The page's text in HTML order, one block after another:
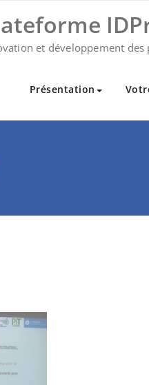
et développement des
Présentation